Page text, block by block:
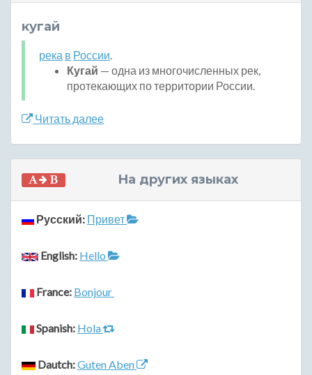
кугай
река в России.
Кугай — одна из многочисленных рек,
протекающих по территории России.
Читать далее
На других языках
Русский: Привет
English: Hello
France: Bonjour
Spanish: Hola
Dautch:Guten Aben